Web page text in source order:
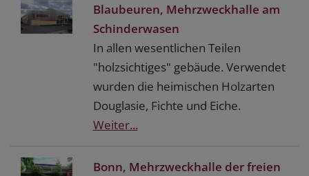
Blaubeuren, Mehrzweckhalle am
Schinderwasen
In allen wesentlichen Teilen
"holzsichtiges" gebäude. Verwendet
wurden die heimischen Holzarten
Douglasie, Fichte und Eiche.
Weiter...
Bonn, Mehrzweckhalle der freien